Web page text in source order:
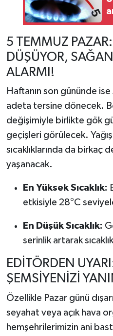
5 TEMMUZ
DÜŞÜYOR,
ALARMI!
Haftanın son gününde
adeta tersine dönecek.
değişimiyle birlikte gök
geçişleri görülecek.
sıcaklıklarında da birkaç
yaşanacak.
En Yüksek Sıcaklık:
etkisiyle 28°C
En Düşük Sıcaklık:
serinlik artarak
EDİTÖRDEN
ŞEMSİYENİZİ
Özellikle Pazar günü
seyahat veya açık hava
hemşehrilerimizin ani